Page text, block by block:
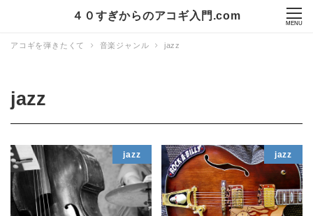
４０すぎからのアコギ入門.com
MENU
アコギを弾きたくて 音楽ジャンル jazz
jazz
jazz jazz